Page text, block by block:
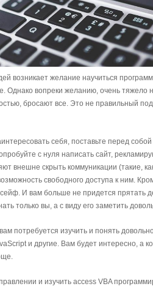
возникает желание научиться
Однако вопреки желанию, очень тяжело
бросают все. Это не правильный
себя, поставьте перед
с нуля написать сайт,
внешне скрыть коммуникации (такие,
свободного доступа к ним.
сейф. И вам больше не придется прятать
только вы, а с виду его заметить
потребуется изучить и понять
и другие. Вам будет интересно, а
и изучить access VBA